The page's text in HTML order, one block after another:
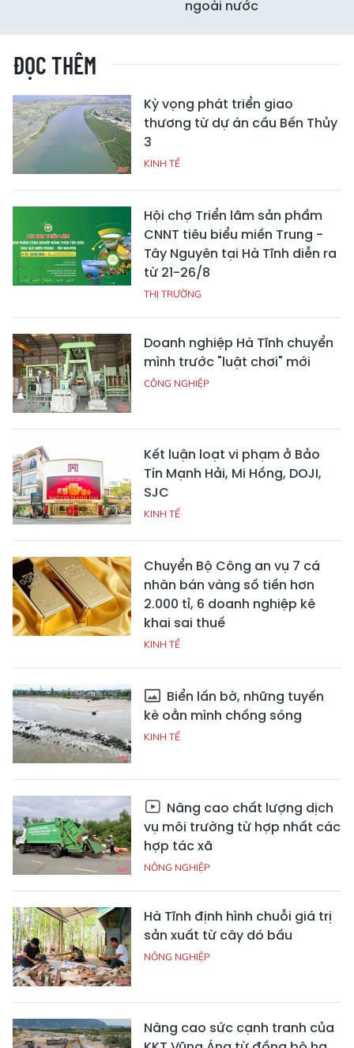
ngoài nước
ĐỌC THÊM
Kỳ vọng phát triển giao
thương từ dự án cầu Bến Thủy
3
KINH TẾ
Hội chợ Triển lãm sản phẩm
CNNT tiêu biểu miền Trung -
Tây Nguyên tại Hà Tĩnh diễn ra
từ 21-26/8
THỊ TRƯỜNG
Doanh nghiệp Hà Tĩnh chuyển
mình trước "luật chơi" mới
CÔNG NGHIỆP
Kết luận loạt vi phạm ở Bảo
Tín Mạnh Hải, Mi Hồng, DOJI,
SJC
KINH TẾ
Chuyển Bộ Công an vụ 7 cá
nhân bán vàng số tiền hơn
2.000 tỉ, 6 doanh nghiệp kê
khai sai thuế
KINH TẾ
Biển lấn bờ, những tuyến
kè oằn mình chống sóng
KINH TẾ
Nâng cao chất lượng dịch
vụ môi trường từ hợp nhất các
hợp tác xã
NÔNG NGHIỆP
Hà Tĩnh định hình chuỗi giá trị
sản xuất từ cây dó bầu
NÔNG NGHIỆP
Nâng cao sức cạnh tranh của